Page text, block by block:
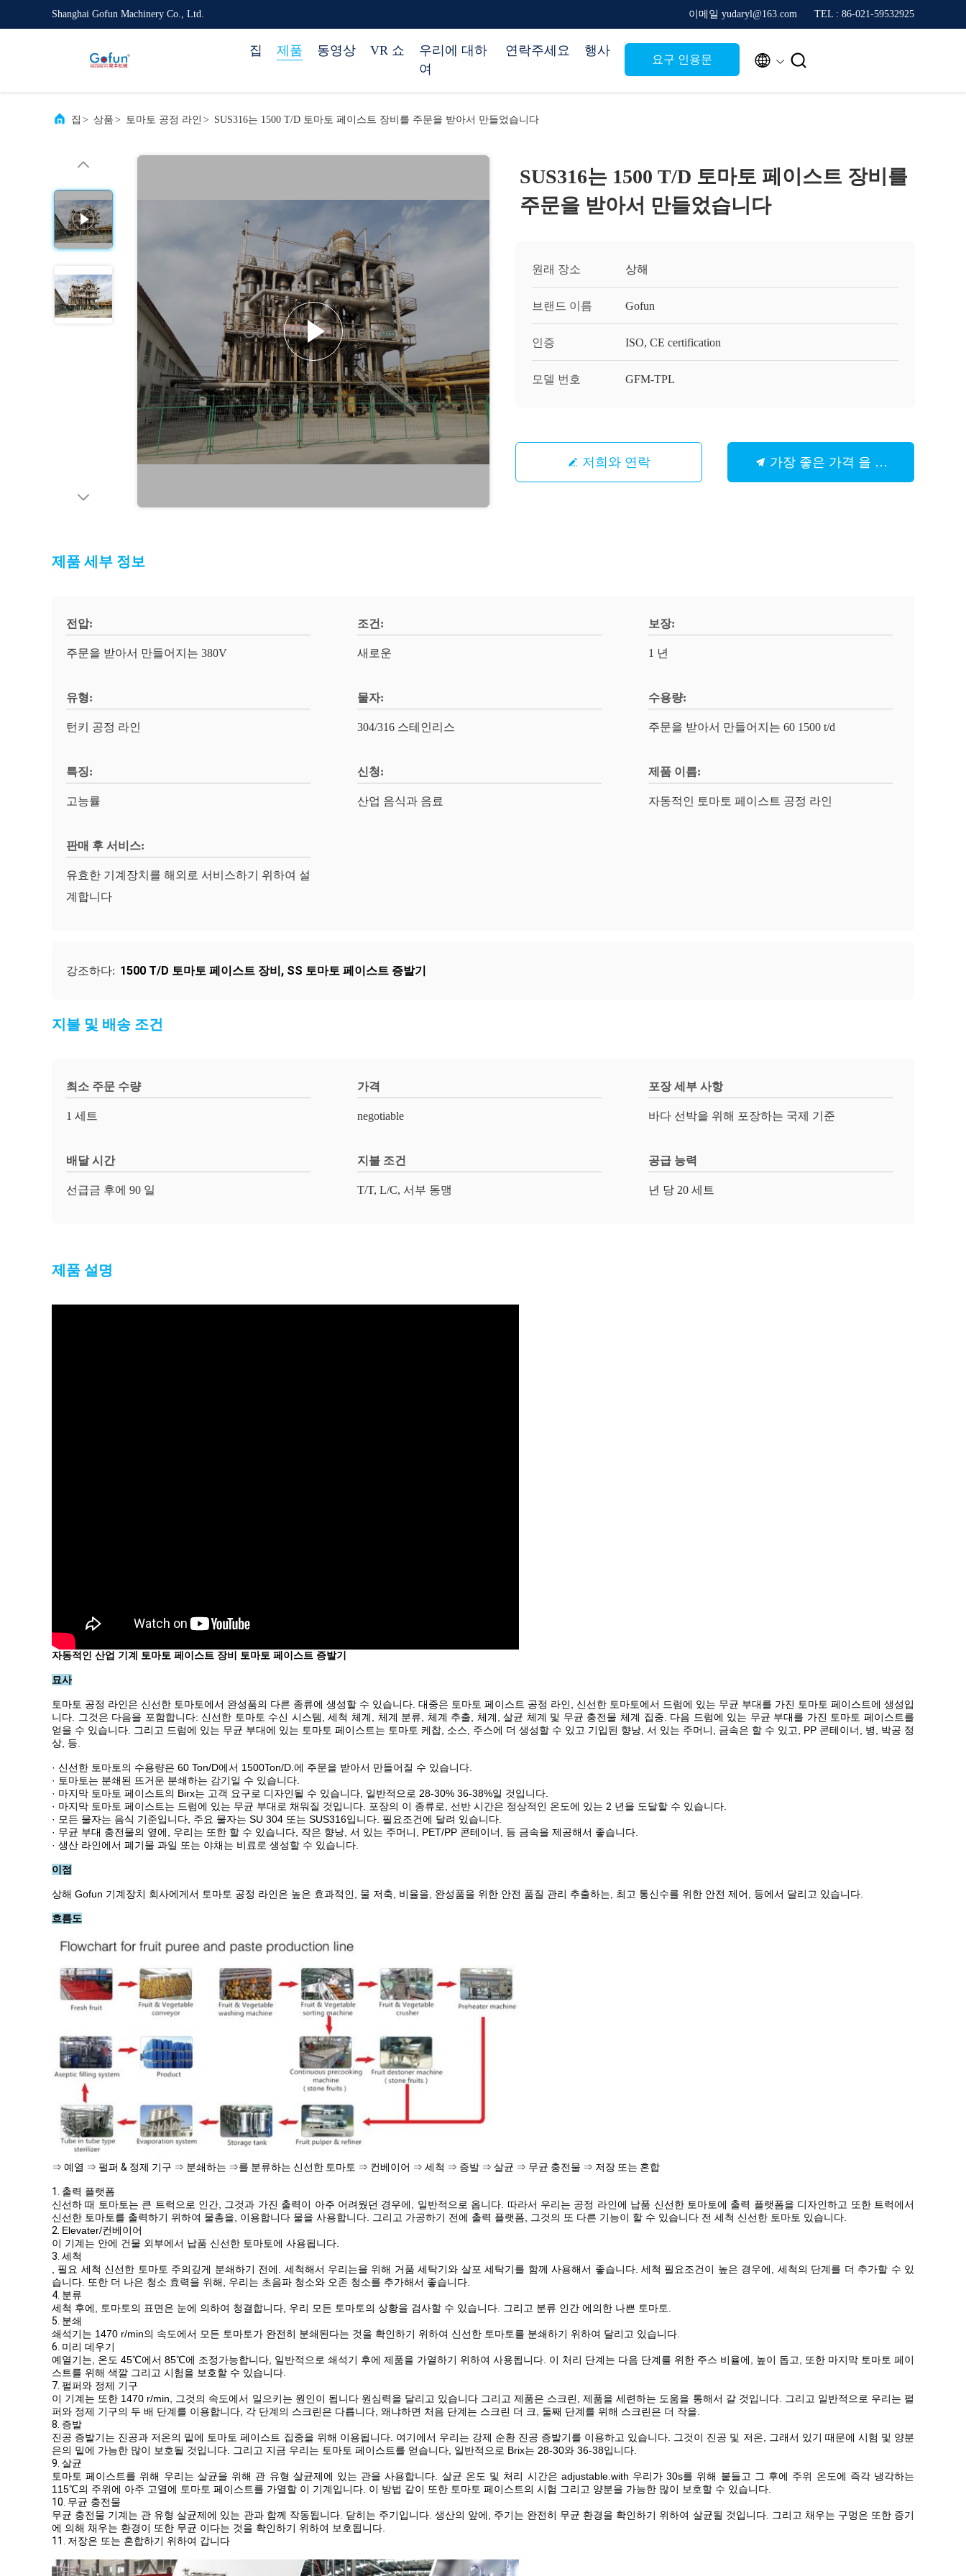
Shanghai Gofun Machinery Co., Ltd. 이메일 yudaryl@163.com TEL : 86-021-59532925
집 제품 동영상 VR 쇼
우리에 대하
여
연락주세요 행사
요구 인용문  
집 > 상품 > 토마토 공정 라인 > SUS316는 1500 T/D 토마토 페이스트 장비를 주문을 받아서 만들었습니다
SUS316는 1500 T/D 토마토 페이스트 장비를
주문을 받아서 만들었습니다
원래 장소 상해
브랜드 이름 Gofun
인증 ISO, CE certification
모델 번호 GFM-TPL
저희와 연락 가장 좋은 가격 을 구하라
제품 세부 정보
전압:
주문을 받아서 만들어지는 380V
조건:
새로운
보장:
1 년
유형:
턴키 공정 라인
물자:
304/316 스테인리스
수용량:
주문을 받아서 만들어지는 60 1500 t/d
특징:
고능률
신청:
산업 음식과 음료
제품 이름:
자동적인 토마토 페이스트 공정 라인
판매 후 서비스:
유효한 기계장치를 해외로 서비스하기 위하여 설
계합니다
강조하다: 1500 T/D 토마토 페이스트 장비, SS 토마토 페이스트 증발기
지불 및 배송 조건
최소 주문 수량
1 세트
가격
negotiable
포장 세부 사항
바다 선박을 위해 포장하는 국제 기준
배달 시간
선급금 후에 90 일
지불 조건
T/T, L/C, 서부 동맹
공급 능력
년 당 20 세트
제품 설명
자동적인 산업 기계 토마토 페이스트 장비 토마토 페이스트 증발기
묘사
토마토 공정 라인은 신선한 토마토에서 완성품의 다른 종류에 생성할 수 있습니다. 대중은 토마토 페이스트 공정 라인, 신선한 토마토에서 드럼에 있는 무균 부대를 가진 토마토 페이스트에 생성입
니다. 그것은 다음을 포함합니다: 신선한 토마토 수신 시스템, 세척 체계, 체계 분류, 체계 추출, 체계, 살균 체계 및 무균 충전물 체계 집중. 다음 드럼에 있는 무균 부대를 가진 토마토 페이스트를
얻을 수 있습니다. 그리고 드럼에 있는 무균 부대에 있는 토마토 페이스트는 토마토 케찹, 소스, 주스에 더 생성할 수 있고 기입된 향낭, 서 있는 주머니, 금속은 할 수 있고, PP 콘테이너, 병, 박공 정
상, 등.
· 신선한 토마토의 수용량은 60 Ton/D에서 1500Ton/D.에 주문을 받아서 만들어질 수 있습니다.
· 토마토는 분쇄된 뜨거운 분쇄하는 감기일 수 있습니다.
· 마지막 토마토 페이스트의 Birx는 고객 요구로 디자인될 수 있습니다, 일반적으로 28-30% 36-38%일 것입니다.
· 마지막 토마토 페이스트는 드럼에 있는 무균 부대로 채워질 것입니다. 포장의 이 종류로, 선반 시간은 정상적인 온도에 있는 2 년을 도달할 수 있습니다.
· 모든 물자는 음식 기준입니다, 주요 물자는 SU 304 또는 SUS316입니다. 필요조건에 달려 있습니다.
· 무균 부대 충전물의 옆에, 우리는 또한 할 수 있습니다, 작은 향낭, 서 있는 주머니, PET/PP 콘테이너, 등 금속을 제공해서 좋습니다.
· 생산 라인에서 폐기물 과일 또는 야채는 비료로 생성할 수 있습니다.
이점
상해 Gofun 기계장치 회사에게서 토마토 공정 라인은 높은 효과적인, 물 저축, 비율을, 완성품을 위한 안전 품질 관리 추출하는, 최고 통신수를 위한 안전 제어, 등에서 달리고 있습니다.
흐름도
⇒ 예열 ⇒ 펄퍼 & 정제 기구 ⇒ 분쇄하는 ⇒를 분류하는 신선한 토마토 ⇒ 컨베이어 ⇒ 세척 ⇒ 증발 ⇒ 살균 ⇒ 무균 충전물 ⇒ 저장 또는 혼합
1. 출력 플랫폼
신선하 때 토마토는 큰 트럭으로 인간, 그것과 가진 출력이 아주 어려웠던 경우에, 일반적으로 옵니다. 따라서 우리는 공정 라인에 납품 신선한 토마토에 출력 플랫폼을 디자인하고 또한 트럭에서
신선한 토마토를 출력하기 위하여 물총을, 이용합니다 물을 사용합니다. 그리고 가공하기 전에 출력 플랫폼, 그것의 또 다른 기능이 할 수 있습니다 전 세척 신선한 토마토 있습니다.
2. Elevater/컨베이어
이 기계는 안에 건물 외부에서 납품 신선한 토마토에 사용됩니다.
3. 세척
, 필요 세척 신선한 토마토 주의깊게 분쇄하기 전에. 세척해서 우리는을 위해 거품 세탁기와 살포 세탁기를 함께 사용해서 좋습니다. 세척 필요조건이 높은 경우에, 세척의 단계를 더 추가할 수 있
습니다. 또한 더 나은 청소 효력을 위해, 우리는 초음파 청소와 오존 청소를 추가해서 좋습니다.
4. 분류
세척 후에, 토마토의 표면은 눈에 의하여 청결합니다, 우리 모든 토마토의 상황을 검사할 수 있습니다. 그리고 분류 인간 에의한 나쁜 토마토.
5. 분쇄
쇄석기는 1470 r/min의 속도에서 모든 토마토가 완전히 분쇄된다는 것을 확인하기 위하여 신선한 토마토를 분쇄하기 위하여 달리고 있습니다.
6. 미리 데우기
예열기는, 온도 45℃에서 85℃에 조정가능합니다, 일반적으로 쇄석기 후에 제품을 가열하기 위하여 사용됩니다. 이 처리 단계는 다음 단계를 위한 주스 비율에, 높이 돕고, 또한 마지막 토마토 페이
스트를 위해 색깔 그리고 시험을 보호할 수 있습니다.
7. 펄퍼와 정제 기구
이 기계는 또한 1470 r/min, 그것의 속도에서 일으키는 원인이 됩니다 원심력을 달리고 있습니다 그리고 제품은 스크린, 제품을 세련하는 도움을 통해서 갈 것입니다. 그리고 일반적으로 우리는 펄
퍼와 정제 기구의 두 배 단계를 이용합니다, 각 단계의 스크린은 다릅니다, 왜냐하면 처음 단계는 스크린 더 크, 둘째 단계를 위해 스크린은 더 작을.
8. 증발
진공 증발기는 진공과 저온의 밑에 토마토 페이스트 집중을 위해 이용됩니다. 여기에서 우리는 강제 순환 진공 증발기를 이용하고 있습니다. 그것이 진공 및 저온, 그래서 있기 때문에 시험 및 양분
은의 밑에 가능한 많이 보호될 것입니다. 그리고 지금 우리는 토마토 페이스트를 얻습니다, 일반적으로 Brix는 28-30와 36-38입니다.
9. 살균
토마토 페이스트를 위해 우리는 살균을 위해 관 유형 살균제에 있는 관을 사용합니다. 살균 온도 및 처리 시간은 adjustable.with 우리가 30s를 위해 붙들고 그 후에 주위 온도에 즉각 냉각하는
115℃의 주위에 아주 고열에 토마토 페이스트를 가열할 이 기계입니다. 이 방법 같이 또한 토마토 페이스트의 시험 그리고 양분을 가능한 많이 보호할 수 있습니다.
10. 무균 충전물
무균 충전물 기계는 관 유형 살균제에 있는 관과 함께 작동됩니다. 닫히는 주기입니다. 생산의 앞에, 주기는 완전히 무균 환경을 확인하기 위하여 살균될 것입니다. 그리고 채우는 구멍은 또한 증기
에 의해 채우는 환경이 또한 무균 이다는 것을 확인하기 위하여 보호됩니다.
11. 저장은 또는 혼합하기 위하여 갑니다